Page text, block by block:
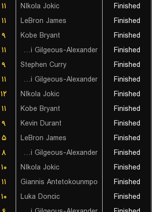
۱۱ NIkola Jokic Finished
۱۱ LeBron James Finished
۹ Kobe Bryant Finished
۱۱ Shai Gilgeous-Alexander Finished
۹ Stephen Curry Finished
۱۱ Shai Gilgeous-Alexander Finished
۱۲ NIkola Jokic Finished
۱۱ Kobe Bryant Finished
۹ Kevin Durant Finished
۵ LeBron James Finished
۸ Shai Gilgeous-Alexander Finished
۱۰ NIkola Jokic Finished
۱۱ Giannis Antetokounmpo Finished
۱۰ Luka Doncic Finished